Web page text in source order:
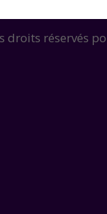
droits réservés